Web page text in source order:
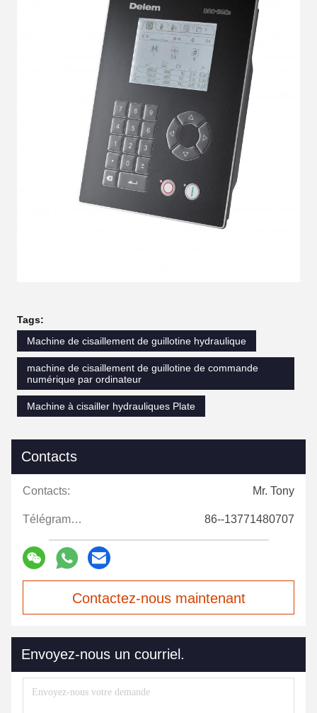
Tags:
Machine de cisaillement de guillotine hydraulique
machine de cisaillement de guillotine de commande
numérique par ordinateur
Machine à cisailler hydrauliques Plate
Contacts
Contacts: Mr. Tony
Télégramme: 86--13771480707
Contactez-nous maintenant
Envoyez-nous un courriel.